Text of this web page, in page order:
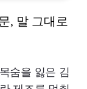
, 말 그대로
숨을 잃은 김